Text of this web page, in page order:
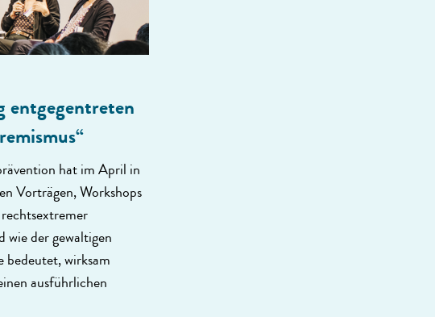
entgegentreten
hat im April in
Vorträgen, Workshops
wie der gewaltigen
bedeutet, wirksam
ausführlichen